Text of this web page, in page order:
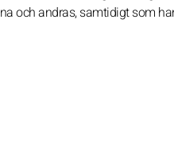
och andras, samtidigt som